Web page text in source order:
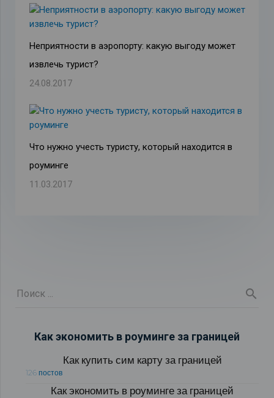
Неприятности в аэропорту: какую выгоду может
извлечь турист?
24.08.2017
Что нужно учесть туристу, который находится в
роуминге
11.03.2017
Как экономить в роуминге за границей
Как купить сим карту за границей
126 постов
Как экономить в роуминге за границей